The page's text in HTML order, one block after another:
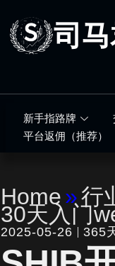
司
新手指路牌
平台返佣（推荐）
Home»行
30天入门
2025-05-26 365